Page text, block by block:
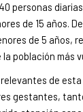
personas
de 15 años.
de 5 años,
población más
de
gestantes,